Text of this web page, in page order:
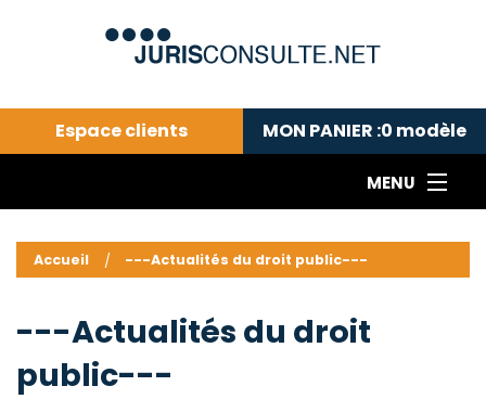
Espace clients MON PANIER :0 modèle
MENU
---Actualités du droit public---
Droit pénal---
Droit privé ---
Abonnement aux actualités
Accueil ---Actualités du droit public---
---Actualités du droit
public---